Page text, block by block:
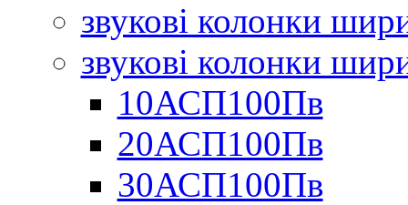
звукові колонки
звукові колонки
10АСП100Пв
20АСП100Пв
30АСП100Пв